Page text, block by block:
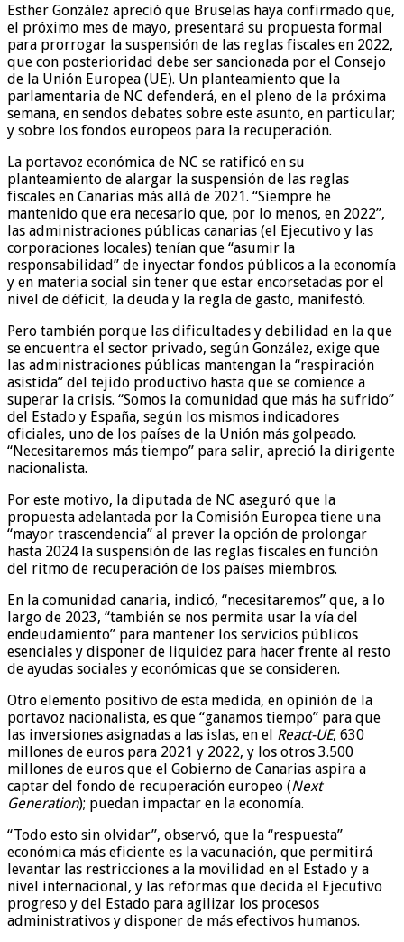
Esther González apreció que Bruselas haya confirmado que,
el próximo mes de mayo, presentará su propuesta formal
para prorrogar la suspensión de las reglas fiscales en 2022,
que con posterioridad debe ser sancionada por el Consejo
de la Unión Europea (UE). Un planteamiento que la
parlamentaria de NC defenderá, en el pleno de la próxima
semana, en sendos debates sobre este asunto, en particular;
y sobre los fondos europeos para la recuperación.
La portavoz económica de NC se ratificó en su
planteamiento de alargar la suspensión de las reglas
fiscales en Canarias más allá de 2021. “Siempre he
mantenido que era necesario que, por lo menos, en 2022”,
las administraciones públicas canarias (el Ejecutivo y las
corporaciones locales) tenían que “asumir la
responsabilidad” de inyectar fondos públicos a la economía
y en materia social sin tener que estar encorsetadas por el
nivel de déficit, la deuda y la regla de gasto, manifestó.
Pero también porque las dificultades y debilidad en la que
se encuentra el sector privado, según González, exige que
las administraciones públicas mantengan la “respiración
asistida” del tejido productivo hasta que se comience a
superar la crisis. “Somos la comunidad que más ha sufrido”
del Estado y España, según los mismos indicadores
oficiales, uno de los países de la Unión más golpeado.
“Necesitaremos más tiempo” para salir, apreció la dirigente
nacionalista.
Por este motivo, la diputada de NC aseguró que la
propuesta adelantada por la Comisión Europea tiene una
“mayor trascendencia” al prever la opción de prolongar
hasta 2024 la suspensión de las reglas fiscales en función
del ritmo de recuperación de los países miembros.
En la comunidad canaria, indicó, “necesitaremos” que, a lo
largo de 2023, “también se nos permita usar la vía del
endeudamiento” para mantener los servicios públicos
esenciales y disponer de liquidez para hacer frente al resto
de ayudas sociales y económicas que se consideren.
Otro elemento positivo de esta medida, en opinión de la
portavoz nacionalista, es que “ganamos tiempo” para que
las inversiones asignadas a las islas, en el React-UE, 630
millones de euros para 2021 y 2022, y los otros 3.500
millones de euros que el Gobierno de Canarias aspira a
captar del fondo de recuperación europeo (Next
Generation); puedan impactar en la economía.
“Todo esto sin olvidar”, observó, que la “respuesta”
económica más eficiente es la vacunación, que permitirá
levantar las restricciones a la movilidad en el Estado y a
nivel internacional, y las reformas que decida el Ejecutivo
progreso y del Estado para agilizar los procesos
administrativos y disponer de más efectivos humanos.